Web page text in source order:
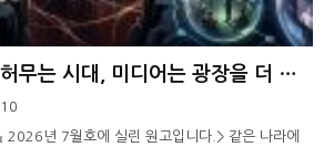
[기고] AI가 광장을 허무는 시대, 미디어는 광장을 더 지어야 한다
2026년 7월호에 실린 원고입니다.> 같은 나라에